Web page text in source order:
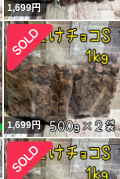
1,699円
1,699円